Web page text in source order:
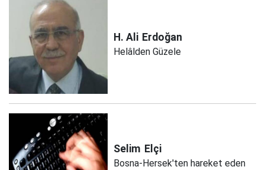
H. Ali Erdoğan
Helâlden Güzele
Selim Elçi
Bosna-Hersek'ten hareket eden